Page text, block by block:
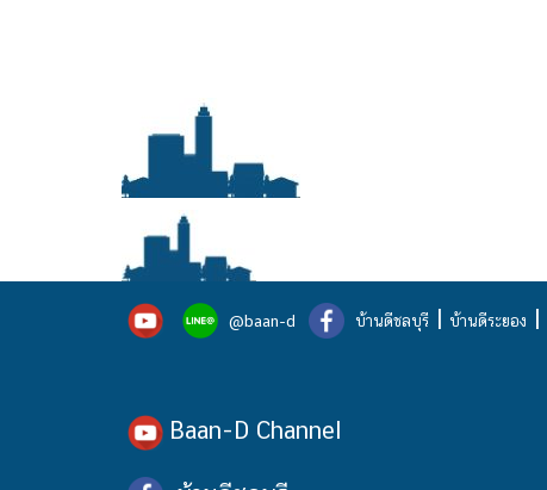
@baan-d บ้านดีชลบุรี | บ้านดีระยอง |
Baan-D Channel